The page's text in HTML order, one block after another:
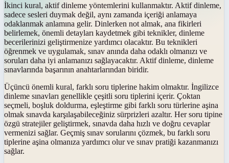
İkinci kural, aktif dinleme yöntemlerini kullanmaktır. Aktif dinleme,
sadece sesleri duymak değil, aynı zamanda içeriği anlamaya
odaklanmak anlamına gelir. Dinlerken not almak, ana fikirleri
belirlemek, önemli detayları kaydetmek gibi teknikler, dinleme
becerilerinizi geliştirmenize yardımcı olacaktır. Bu teknikleri
öğrenmek ve uygulamak, sınav anında daha odaklı olmanızı ve
soruları daha iyi anlamanızı sağlayacaktır. Aktif dinleme, dinleme
sınavlarında başarının anahtarlarından biridir.
Üçüncü önemli kural, farklı soru tiplerine hakim olmaktır. İngilizce
dinleme sınavları genellikle çeşitli soru tiplerini içerir. Çoktan
seçmeli, boşluk doldurma, eşleştirme gibi farklı soru türlerine aşina
olmak sınavda karşılaşabileceğiniz sürprizleri azaltır. Her soru tipine
özgü stratejiler geliştirmek, sınavda daha hızlı ve doğru cevaplar
vermenizi sağlar. Geçmiş sınav sorularını çözmek, bu farklı soru
tiplerine aşina olmanıza yardımcı olur ve sınav pratiği kazanmanızı
sağlar.